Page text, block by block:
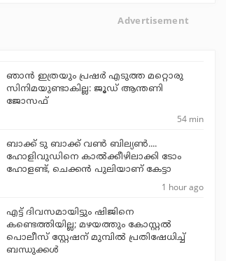
Advertisement
ഞാന്‍ ഇത്രയും പ്രഷര്‍ എടുത്ത മറ്റൊരു
സിനിമയുണ്ടാകില്ല: ജൂഡ് ആന്തണി
ജോസഫ്
54 min
ബാക്ക് ടു ബാക്ക് വണ്‍ ബില്യണ്‍....
ഹോളിവുഡിനെ കാല്‍ക്കീഴിലാക്കി ടോം
ഹോളണ്ട്, ചെക്കന്‍ പുലിയാണ് കേട്ടാ
1 hour ago
എട്ട് ദിവസമായിട്ടും ഷിജിനെ
കണ്ടെത്തിയില്ല; മഴയത്തും കോസ്റ്റല്‍
പൊലീസ് സ്റ്റേഷന് മുമ്പില്‍ പ്രതിഷേധിച്ച്
ബന്ധുക്കള്‍